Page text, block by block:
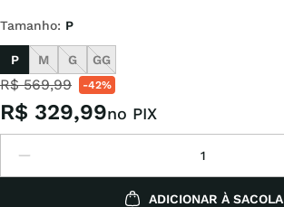
Tamanho: P
P M G GG
R$ 569,99 -42%
R$ 329,99no PIX
ADICIONAR À SACOLA